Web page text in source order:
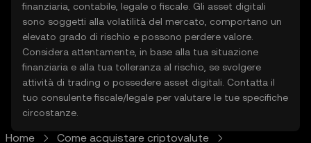
finanziaria, contabile, legale o fiscale. Gli asset digitali
sono soggetti alla volatilità del mercato, comportano un
elevato grado di rischio e possono perdere valore.
Considera attentamente, in base alla tua situazione
finanziaria e alla tua tolleranza al rischio, se svolgere
attività di trading o possedere asset digitali. Contatta il
tuo consulente fiscale/legale per valutare le tue specifiche
circostanze.
Home
Come acquistare criptovalute